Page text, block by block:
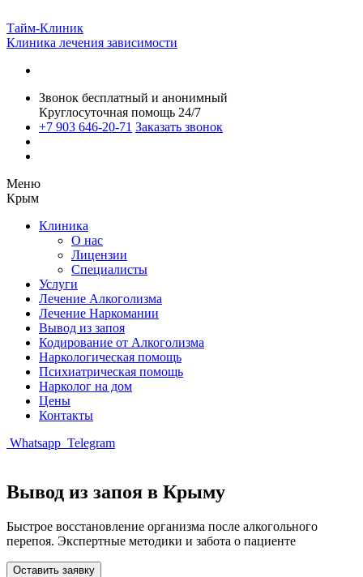
Тайм-Клиник
Клиника лечения зависимости
Звонок бесплатный и анонимный
Круглосуточная помощь 24/7
+7 903 646-20-71 Заказать звонок
Меню
Крым
Клиника
О нас
Лицензии
Специалисты
Услуги
Лечение Алкоголизма
Лечение Наркомании
Вывод из запоя
Кодирование от Алкоголизма
Наркологическая помощь
Психиатрическая помощь
Нарколог на дом
Цены
Контакты
Whatsapp Telegram
Вывод из запоя в Крыму
Быстрое восстановление организма после алкогольного
перепоя. Экспертные методики и забота о пациенте
Оставить заявку